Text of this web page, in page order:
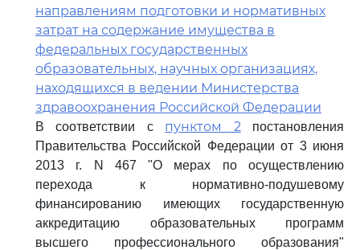
направлениям подготовки и нормативных
затрат на содержание имущества в
федеральных государственных
образовательных, научных организациях,
находящихся в ведении Министерства
здравоохранения Российской Федерации
В соответствии с пунктом 2 постановления
Правительства Российской Федерации от 3 июня
2013 г. N 467 "О мерах по осуществлению
перехода к нормативно-подушевому
финансированию имеющих государственную
аккредитацию образовательных программ
высшего профессионального образования"